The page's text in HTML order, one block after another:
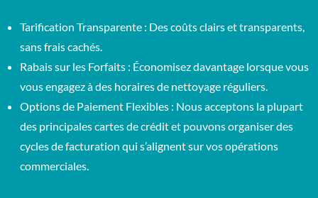
Tarification Transparente : Des coûts clairs et transparents,
sans frais cachés.
Rabais sur les Forfaits : Économisez davantage lorsque vous
vous engagez à des horaires de nettoyage réguliers.
Options de Paiement Flexibles : Nous acceptons la plupart
des principales cartes de crédit et pouvons organiser des
cycles de facturation qui s’alignent sur vos opérations
commerciales.